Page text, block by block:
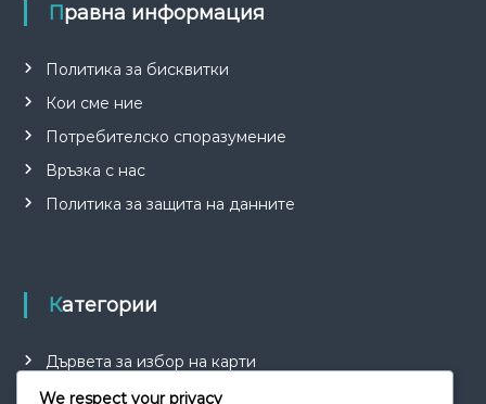
Правна информация
Политика за бисквитки
Кои сме ние
Потребителско споразумение
Връзка с нас
Политика за защита на данните
Категории
Дървета за избор на карти
Обяснения на разширителни модули
We respect your privacy